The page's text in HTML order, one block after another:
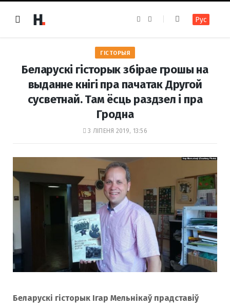
e
k
t
a
m
Рус
ГІСТОРЫЯ
Беларускі гісторык збірае грошы на
выданне кнігі пра пачатак Другой
сусветнай. Там ёсць раздзел і пра
Гродна
3 ЛІПЕНЯ 2019, 13:56
Беларускі гісторык Ігар Мельнікаў прадставіў